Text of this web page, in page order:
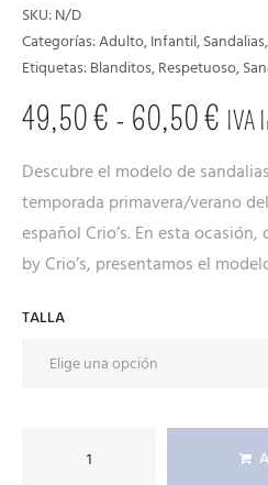
SKU:N/D
Categorías:Adulto,Infantil,Sandalias,
Etiquetas:Blanditos,Respetuoso,
49,50€ - 60,50€ IVA
Descubre el modelo de
temporada primavera/verano
español Crio’s. En esta
by Crio’s, presentamos el
TALLA